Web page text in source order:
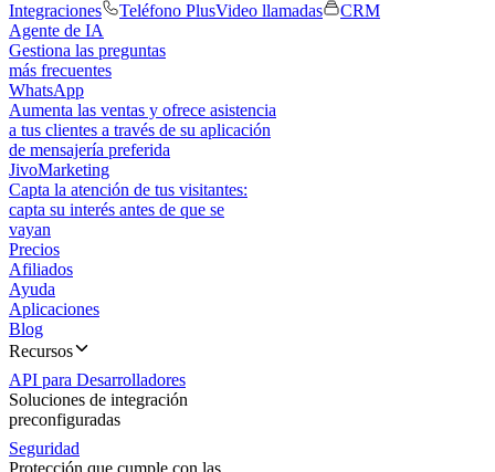
Integraciones
Teléfono PlusVideo llamadas
CRM
Agente de IA
Gestiona las preguntas
más frecuentes
WhatsApp
Aumenta las ventas y ofrece asistencia
a tus clientes a través de su aplicación
de mensajería preferida
JivoMarketing
Capta la atención de tus visitantes:
capta su interés antes de que se
vayan
Precios
Afiliados
Ayuda
Aplicaciones
Blog
Recursos
API para Desarrolladores
Soluciones de integración
preconfiguradas
Seguridad
Protección que cumple con las